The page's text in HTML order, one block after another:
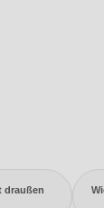
draußen